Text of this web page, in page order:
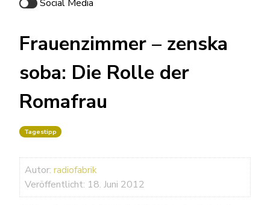
Social Media
Frauenzimmer – zenska
soba: Die Rolle der
Romafrau
Tagestipp
Autor: radiofabrik
Veröffentlicht: 18. Juni 2012